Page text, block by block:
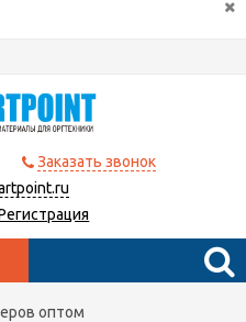
Заказать звонок
оптом